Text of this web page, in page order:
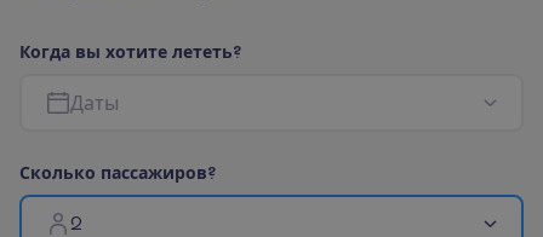
Когда вы хотите лететь?
Даты
Сколько пассажиров?
2